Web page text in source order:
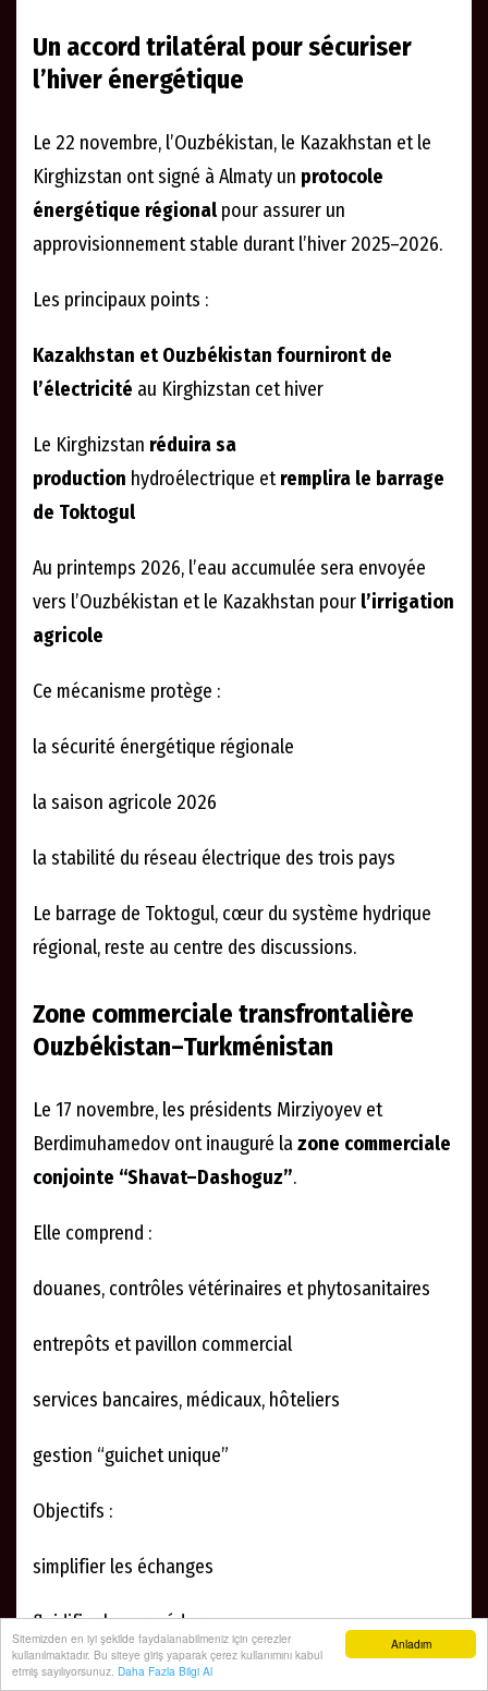
Anladım
Sitemizden en iyi şekilde faydalanabilmeniz için çerezler
kullanılmaktadır. Bu siteye giriş yaparak çerez kullanımını kabul
etmiş sayılıyorsunuz. Daha Fazla Bilgi Al
Un accord trilatéral pour sécuriser
l’hiver énergétique
Le 22 novembre, l’Ouzbékistan, le Kazakhstan et le
Kirghizstan ont signé à Almaty un protocole
énergétique régional pour assurer un
approvisionnement stable durant l’hiver 2025–2026.
Les principaux points :
Kazakhstan et Ouzbékistan fourniront de
l’électricité au Kirghizstan cet hiver
Le Kirghizstan réduira sa
production hydroélectrique etremplira le barrage
de Toktogul
Au printemps 2026, l’eau accumulée sera envoyée
vers l’Ouzbékistan et le Kazakhstan pour l’irrigation
agricole
Ce mécanisme protège :
la sécurité énergétique régionale
la saison agricole 2026
la stabilité du réseau électrique des trois pays
Le barrage de Toktogul, cœur du système hydrique
régional, reste au centre des discussions.
Zone commerciale transfrontalière
Ouzbékistan–Turkménistan
Le 17 novembre, les présidents Mirziyoyev et
Berdimuhamedov ont inauguré lazone commerciale
conjointe “Shavat–Dashoguz”.
Elle comprend :
douanes, contrôles vétérinaires et phytosanitaires
entrepôts et pavillon commercial
services bancaires, médicaux, hôteliers
gestion “guichet unique”
Objectifs :
simplifier les échanges
fluidifier les procédures
stimuler le commerce dans deux régions